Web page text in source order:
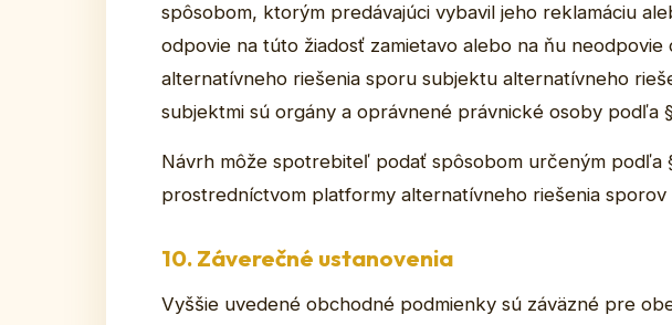
spôsobom, ktorým predávajúci vybavil jeho reklamáciu
odpovie na túto žiadosť zamietavo alebo na ňu
alternatívneho riešenia sporu subjektu alternatívneho
subjektmi sú orgány a oprávnené právnické osoby podľa
Návrh môže spotrebiteľ podať spôsobom určeným podľa
prostredníctvom platformy alternatívneho riešenia sporov
10. Záverečné ustanovenia
Vyššie uvedené obchodné podmienky sú záväzné pre